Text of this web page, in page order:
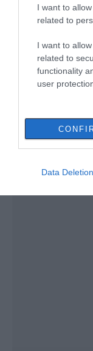
I want to
related to
I want to
related to
functionality
user
Data Deletion
Τραγική
θαλάσσια
07.08.2026 | 18:20
Βαρύ πένθος
από την Εύβοια
Αυτοψία στα
κατεδαφιστέα
Πόρτο Γερμενό